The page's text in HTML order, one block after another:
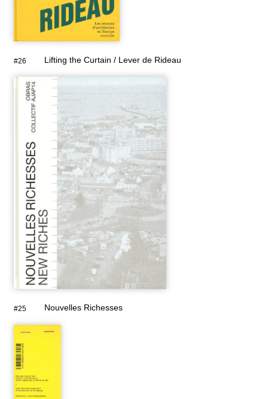
#26 Lifting the Curtain / Lever de Rideau
#25 Nouvelles Richesses